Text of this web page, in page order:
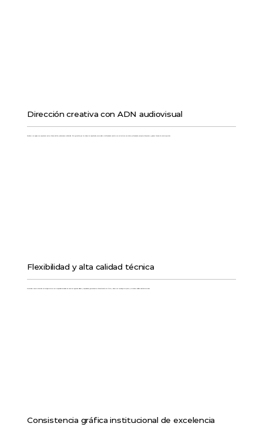
Dirección creativa con ADN audiovisual
Accedes a un equipo con experiencia real en el desarrollo de producciones multimedia. Esto garantiza que tus videos de capacitación, comerciales o institucionales cuenten con estructuras narrativas profesionales, conceptos disruptivos y guiones técnicos de nivel corporativo.
Flexibilidad y alta calidad técnica
Al combinar nuestra dirección estratégica interna con la capacidad instalada de nuestras agencias aliadas y especialistas, garantizamos el levantamiento de fotos y videos con tecnología de punta y la máxima calidad visual del mercado.
Consistencia gráfica institucional de excelencia